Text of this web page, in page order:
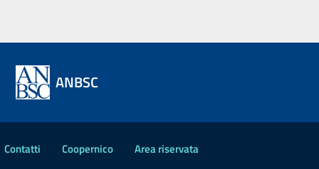
ANBSC
Contatti Coopernico Area riservata